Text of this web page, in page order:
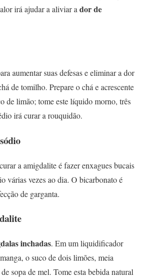
irá ajudar a aliviar a dor de
aumentar suas defesas e eliminar a dor
de tomilho. Prepare o chá e acrescente
de limão; tome este líquido morno, três
irá curar a rouquidão.
a amigdalite é fazer enxagues bucais
várias vezes ao dia. O bicarbonato é
de garganta.
inchadas. Em um liquidificador
o suco de dois limões, meia
sopa de mel. Tome esta bebida natural